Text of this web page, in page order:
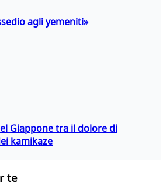
agli yemeniti»
Giappone tra il dolore di
kamikaze
te